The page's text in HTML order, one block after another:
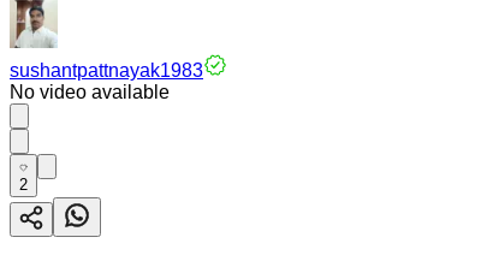
sushantpattnayak1983
No video available
2